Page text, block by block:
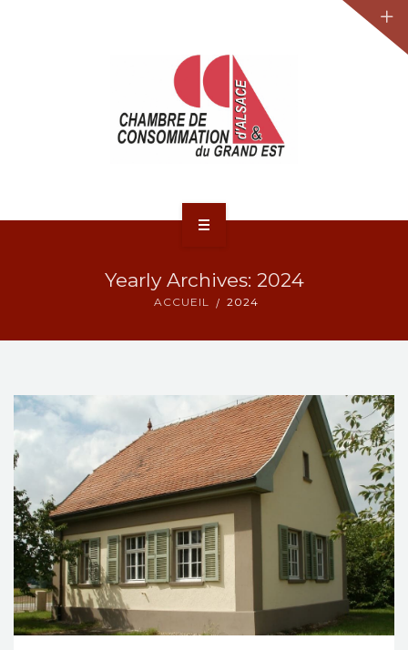
NOS ACTIONS
Yearly Archives: 2024
ACCUEIL 2024